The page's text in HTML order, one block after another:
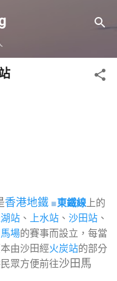
香港地鐵 ■東鐵線 上的
站 、 上水站 、 沙田站 、
場的賽事而設立，每當
由沙田經火炭站的部分
眾方便前往沙田馬